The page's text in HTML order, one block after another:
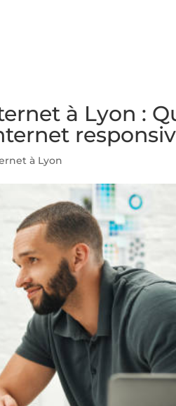
à Lyon :
à Lyon